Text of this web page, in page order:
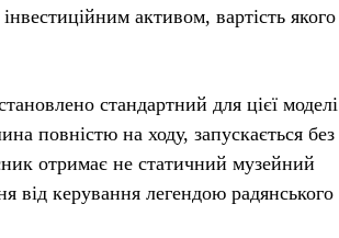
активом, вартість якого
стандартний для цієї моделі
повністю на ходу, запускається без
отримає не статичний музейний
від керування легендою радянського